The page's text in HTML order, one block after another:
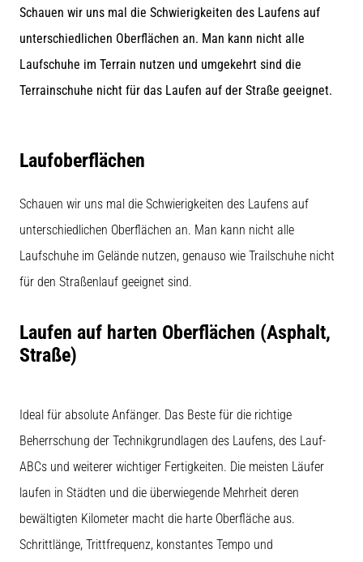
Beep-
Test:
Was
steckt
dahinter?
testet
Shuttle-
Schnelligkeit,
Agilität
Richtungswechsel.
er
korrekt
6. 8. 2026
Lesedauer 7 min
Läuferknie:
Ursachen,
Behandlung
Schauen wir uns mal die Schwierigkeiten des Laufens auf
unterschiedlichen Oberflächen an. Man kann nicht alle
Laufschuhe im Terrain nutzen und umgekehrt sind die
Terrainschuhe nicht für das Laufen auf der Straße geeignet.
Laufoberflächen
Schauen wir uns mal die Schwierigkeiten des Laufens auf
unterschiedlichen Oberflächen an. Man kann nicht alle
Laufschuhe im Gelände nutzen, genauso wie Trailschuhe nicht
für den Straßenlauf geeignet sind.
Laufen auf harten Oberflächen (Asphalt,
Straße)
Ideal für absolute Anfänger. Das Beste für die richtige
Beherrschung der Technikgrundlagen des Laufens, des Lauf-
ABCs und weiterer wichtiger Fertigkeiten. Die meisten Läufer
laufen in Städten und die überwiegende Mehrheit deren
bewältigten Kilometer macht die harte Oberfläche aus.
Schrittlänge, Trittfrequenz, konstantes Tempo und